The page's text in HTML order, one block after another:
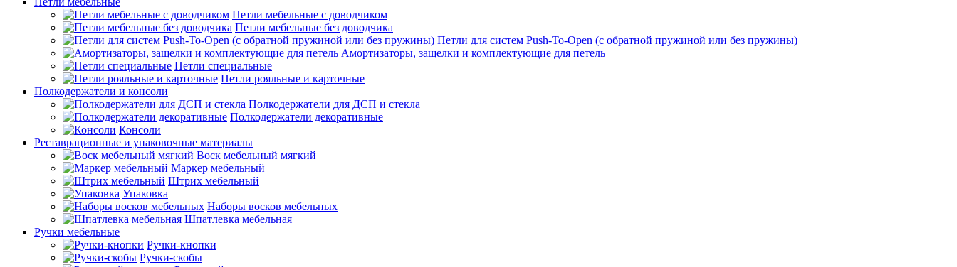
Петли мебельные с доводчиком
Петли мебельные без доводчика
Петли для систем Push-To-Open (с обратной пружиной или без пружины)
Амортизаторы, защелки и комплектующие для петель
Петли специальные
Петли рояльные и карточные
Полкодержатели и консоли
Полкодержатели для ДСП и стекла
Полкодержатели декоративные
Консоли
Реставрационные и упаковочные материалы
Воск мебельный мягкий
Маркер мебельный
Штрих мебельный
Упаковка
Наборы восков мебельных
Шпатлевка мебельная
Ручки мебельные
Ручки-кнопки
Ручки-скобы